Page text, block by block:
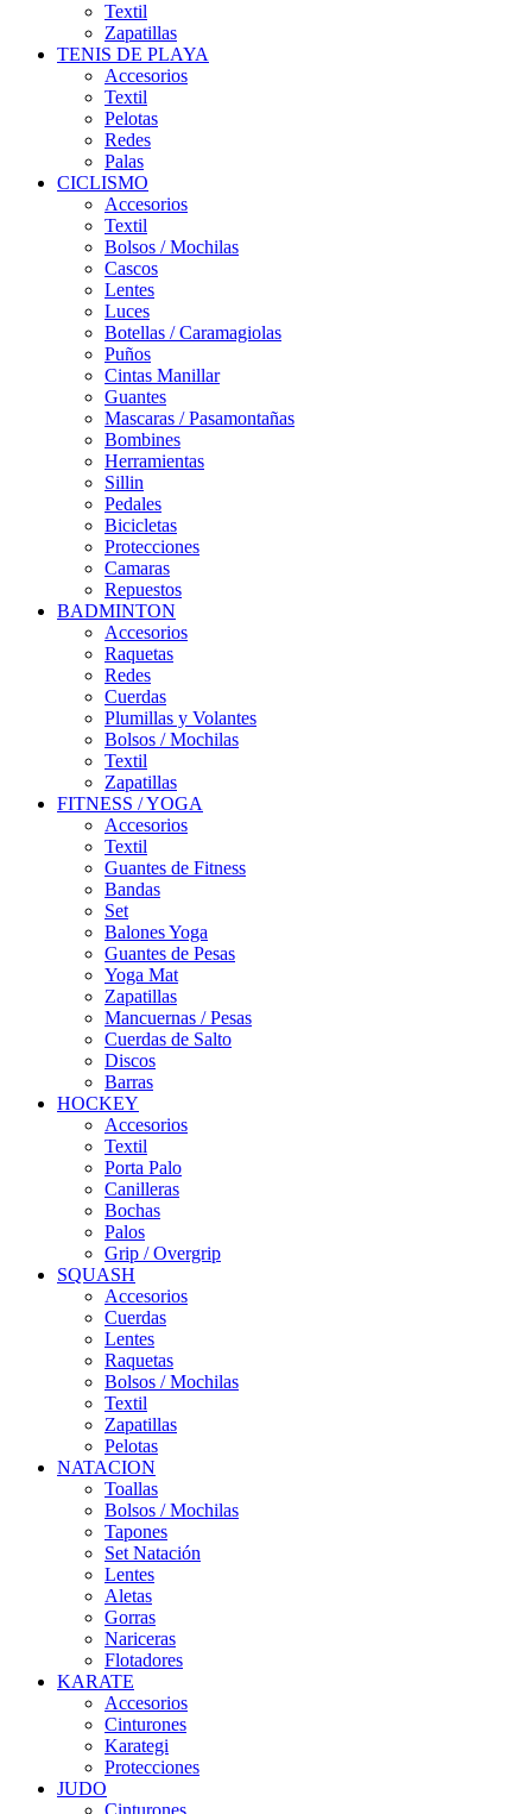
Textil
Zapatillas
TENIS DE PLAYA
Accesorios
Textil
Pelotas
Redes
Palas
CICLISMO
Accesorios
Textil
Bolsos / Mochilas
Cascos
Lentes
Luces
Botellas / Caramagiolas
Puños
Cintas Manillar
Guantes
Mascaras / Pasamontañas
Bombines
Herramientas
Sillin
Pedales
Bicicletas
Protecciones
Camaras
Repuestos
BADMINTON
Accesorios
Raquetas
Redes
Cuerdas
Plumillas y Volantes
Bolsos / Mochilas
Textil
Zapatillas
FITNESS / YOGA
Accesorios
Textil
Guantes de Fitness
Bandas
Set
Balones Yoga
Guantes de Pesas
Yoga Mat
Zapatillas
Mancuernas / Pesas
Cuerdas de Salto
Discos
Barras
HOCKEY
Accesorios
Textil
Porta Palo
Canilleras
Bochas
Palos
Grip / Overgrip
SQUASH
Accesorios
Cuerdas
Lentes
Raquetas
Bolsos / Mochilas
Textil
Zapatillas
Pelotas
NATACION
Toallas
Bolsos / Mochilas
Tapones
Set Natación
Lentes
Aletas
Gorras
Nariceras
Flotadores
KARATE
Accesorios
Cinturones
Karategi
Protecciones
JUDO